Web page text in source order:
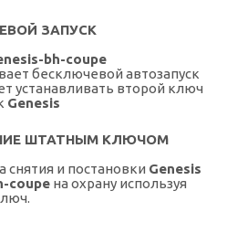
ЗАПУСК
bh-coupe
бесключевой автозапуск
устанавливать второй ключ
Genesis
ШТАТНЫМ КЛЮЧОМ
снятия и постановки Genesis
coupe на охрану используя